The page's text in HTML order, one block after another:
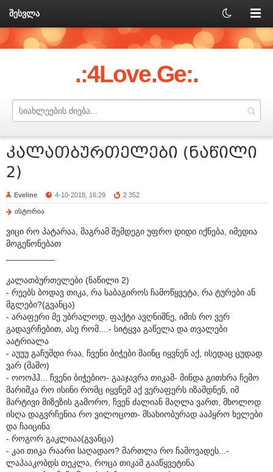
შესვლა
.:4Love.Ge:.
კალათბურთელები (ნაწილი
2)
Eveline 4-10-2018, 16:29 2 352
ისტორია
ვიცი რო პატარაა, მაგრამ შემდეგი უფრო დიდი იქნება, იმედია
მოგეწონებათ
კალათბურთელები (ნაწილი 2)
- რეებს ბოდავ თიკა, რა საბაგიროს ჩამოწყვეტა, რა ტურები ან
მგლები?(გვანცა)
- არაფერი მე უბრალოდ, ფაქტი ავღნიშნე, იმის რო ვერ
გადავრჩებით, ასე რომ....- სიტყვა გაწელა და თვალები
აატრიალა
- აუუუ გაჩუმდი რაა, ჩვენი ბიჭები მაინც იყვნენ აქ, ისედაც ცუდად
ვარ (მაშო)
- ოოოჰჰ... ჩვენი ბიჭებიო- გააჯავრა თიკამ- მინდა გითხრა ჩემო
მარიშკა რო ისინი რომც იყვნემ აქ ვერაფერს იზამდნენ, იმ
მარტივი მიზეზის გამორო, ჩვენ ძალიან მაღლა ვართ, მხოლოდ
ისღა დაგვრჩენია რო ვილოცოთ- მსახიობურად ააპყრო ხელები
და ჩაიცინა
- როგორ გაკლიაა(გვანცა)
- კაი თიკა რაარი საღადაო? მართლა რო ჩამოვადეს...-
ლაპააკობდს თეკლა, როცა თიკამ გააწყვეტინა